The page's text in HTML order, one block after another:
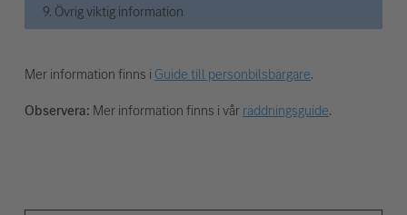
9. Övrig viktig information
Mer information finns i Guide till personbilsbärgare.
Observera: Mer information finns i vårräddningsguide.